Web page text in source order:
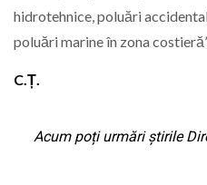
hidrotehnice, poluări
poluări marine în zona
C.Ț.
Acum poți urmări știrile